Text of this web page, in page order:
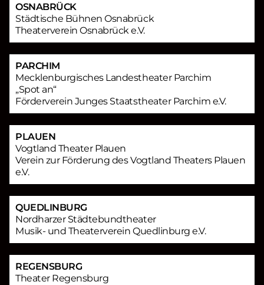
OSNABRÜCK
Städtische Bühnen Osnabrück
Theaterverein Osnabrück e.V.
PARCHIM
Mecklenburgisches Landestheater Parchim
„Spot an“
Förderverein Junges Staatstheater Parchim e.V.
PLAUEN
Vogtland Theater Plauen
Verein zur Förderung des Vogtland Theaters Plauen
e.V.
QUEDLINBURG
Nordharzer Städtebundtheater
Musik- und Theaterverein Quedlinburg e.V.
REGENSBURG
Theater Regensburg